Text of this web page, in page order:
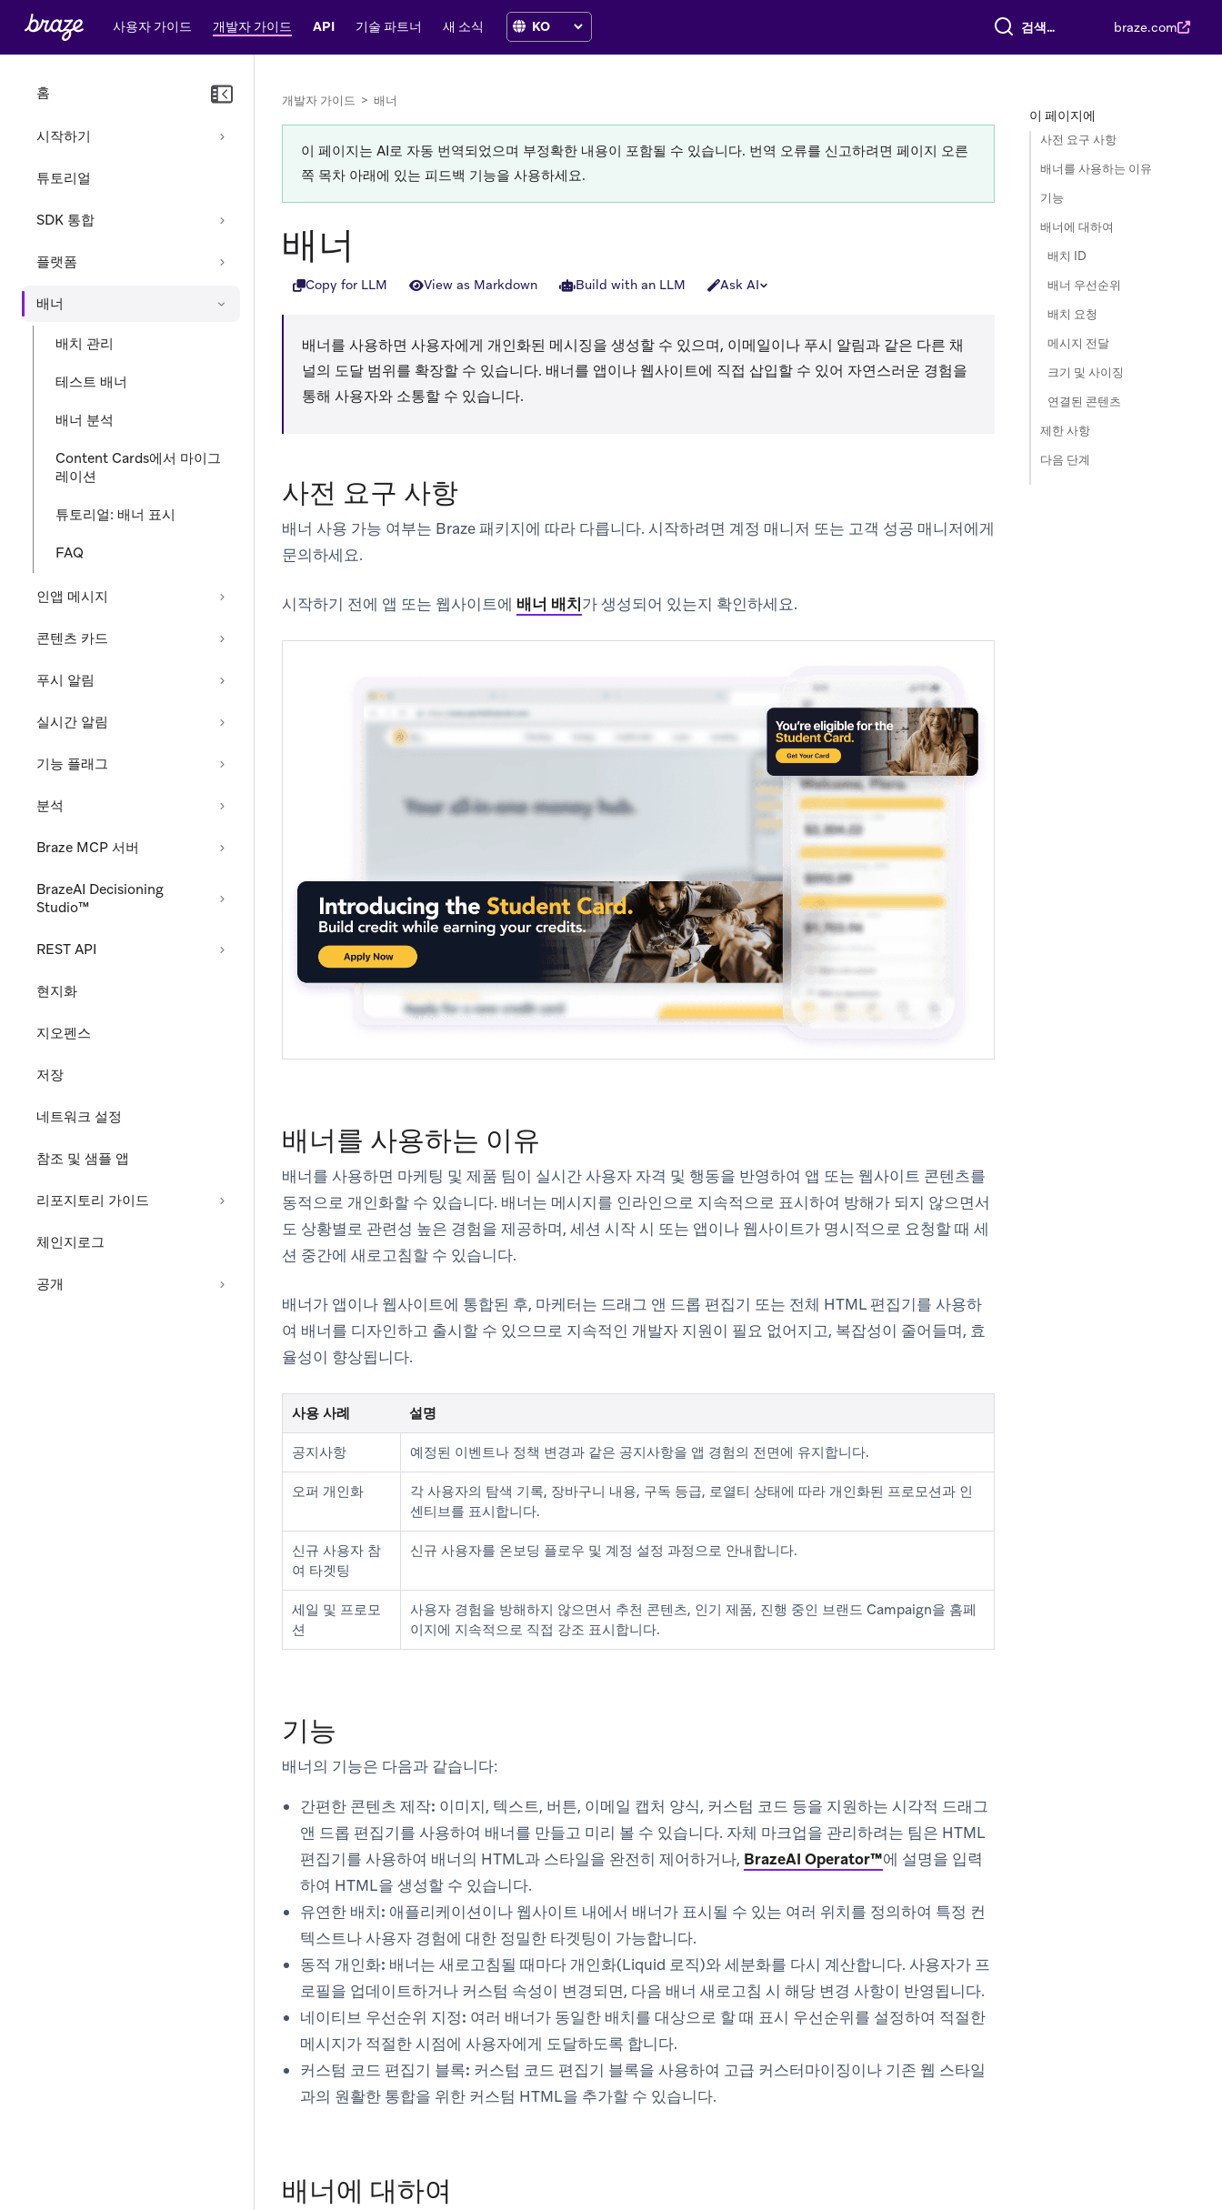
사용자 가이드 개발자 가이드 API 기술 파트너 새 소식 전체 검색 braze.com
홈
시작하기
튜토리얼
SDK 통합
플랫폼
배너
배치 관리
테스트 배너
배너 분석
Content Cards에서 마이그
레이션
튜토리얼: 배너 표시
FAQ
인앱 메시지
콘텐츠 카드
푸시 알림
실시간 알림
기능 플래그
분석
Braze MCP 서버
BrazeAI Decisioning
Studio™
REST API
현지화
지오펜스
저장
네트워크 설정
참조 및 샘플 앱
리포지토리 가이드
체인지로그
공개
개발자 가이드 > 배너
이 페이지는 AI로 자동 번역되었으며 부정확한 내용이 포함될 수 있습니다. 번역 오류를 신고하려면 페이지 오른
쪽 목차 아래에 있는 피드백 기능을 사용하세요.
배너
Copy for LLM View as Markdown Build with an LLM Ask AI
배너를 사용하면 사용자에게 개인화된 메시징을 생성할 수 있으며, 이메일이나 푸시 알림과 같은 다른 채
널의 도달 범위를 확장할 수 있습니다. 배너를 앱이나 웹사이트에 직접 삽입할 수 있어 자연스러운 경험을
통해 사용자와 소통할 수 있습니다.
사전 요구 사항
배너 사용 가능 여부는 Braze 패키지에 따라 다릅니다. 시작하려면 계정 매니저 또는 고객 성공 매니저에게
문의하세요.
시작하기 전에 앱 또는 웹사이트에 배너 배치가 생성되어 있는지 확인하세요.
배너를 사용하는 이유
배너를 사용하면 마케팅 및 제품 팀이 실시간 사용자 자격 및 행동을 반영하여 앱 또는 웹사이트 콘텐츠를
동적으로 개인화할 수 있습니다. 배너는 메시지를 인라인으로 지속적으로 표시하여 방해가 되지 않으면서
도 상황별로 관련성 높은 경험을 제공하며, 세션 시작 시 또는 앱이나 웹사이트가 명시적으로 요청할 때 세
션 중간에 새로고침할 수 있습니다.
배너가 앱이나 웹사이트에 통합된 후, 마케터는 드래그 앤 드롭 편집기 또는 전체 HTML 편집기를 사용하
여 배너를 디자인하고 출시할 수 있으므로 지속적인 개발자 지원이 필요 없어지고, 복잡성이 줄어들며, 효
율성이 향상됩니다.
사용 사례 설명
공지사항 예정된 이벤트나 정책 변경과 같은 공지사항을 앱 경험의 전면에 유지합니다.
오퍼 개인화
각 사용자의 탐색 기록, 장바구니 내용, 구독 등급, 로열티 상태에 따라 개인화된 프로모션과 인
센티브를 표시합니다.
신규 사용자 참
여 타겟팅
신규 사용자를 온보딩 플로우 및 계정 설정 과정으로 안내합니다.
세일 및 프로모
션
사용자 경험을 방해하지 않으면서 추천 콘텐츠, 인기 제품, 진행 중인 브랜드 Campaign을 홈페
이지에 지속적으로 직접 강조 표시합니다.
기능
배너의 기능은 다음과 같습니다:
간편한 콘텐츠 제작: 이미지, 텍스트, 버튼, 이메일 캡처 양식, 커스텀 코드 등을 지원하는 시각적 드래그
앤 드롭 편집기를 사용하여 배너를 만들고 미리 볼 수 있습니다. 자체 마크업을 관리하려는 팀은 HTML
편집기를 사용하여 배너의 HTML과 스타일을 완전히 제어하거나, BrazeAI Operator™에 설명을 입력
하여 HTML을 생성할 수 있습니다.
유연한 배치: 애플리케이션이나 웹사이트 내에서 배너가 표시될 수 있는 여러 위치를 정의하여 특정 컨
텍스트나 사용자 경험에 대한 정밀한 타겟팅이 가능합니다.
동적 개인화: 배너는 새로고침될 때마다 개인화(Liquid 로직)와 세분화를 다시 계산합니다. 사용자가 프
로필을 업데이트하거나 커스텀 속성이 변경되면, 다음 배너 새로고침 시 해당 변경 사항이 반영됩니다.
네이티브 우선순위 지정: 여러 배너가 동일한 배치를 대상으로 할 때 표시 우선순위를 설정하여 적절한
메시지가 적절한 시점에 사용자에게 도달하도록 합니다.
커스텀 코드 편집기 블록: 커스텀 코드 편집기 블록을 사용하여 고급 커스터마이징이나 기존 웹 스타일
과의 원활한 통합을 위한 커스텀 HTML을 추가할 수 있습니다.
배너에 대하여
이 페이지에
사전 요구 사항
배너를 사용하는 이유
기능
배너에 대하여
배치 ID
배너 우선순위
배치 요청
메시지 전달
크기 및 사이징
연결된 콘텐츠
제한 사항
다음 단계